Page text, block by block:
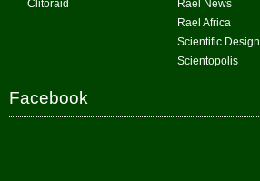
Clitoraid
Rael News
Rael Africa
Scientific Design
Scientopolis
Facebook